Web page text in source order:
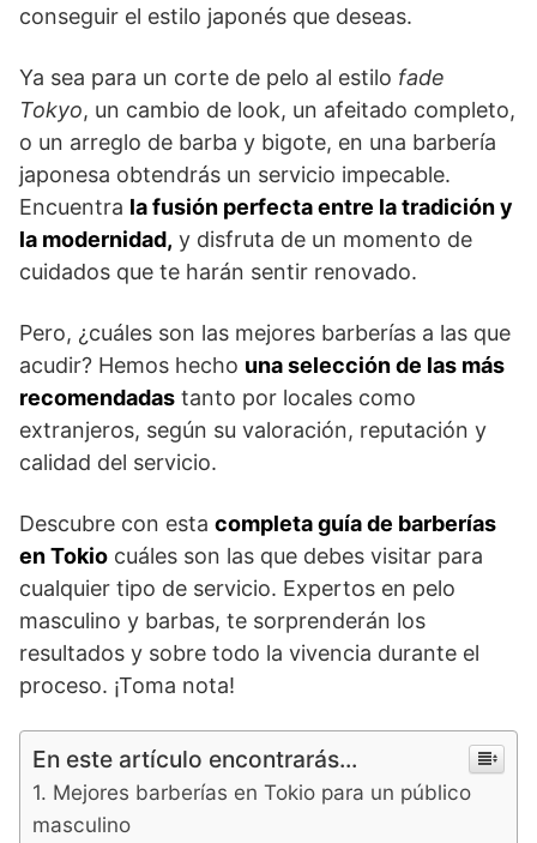
conseguir el estilo japonés que deseas.
Ya sea para un corte de pelo al estilo fade
Tokyo, un cambio de look, un afeitado completo,
o un arreglo de barba y bigote, en una barbería
japonesa obtendrás un servicio impecable.
Encuentra la fusión perfecta entre la tradición y
la modernidad, y disfruta de un momento de
cuidados que te harán sentir renovado.
Pero, ¿cuáles son las mejores barberías a las que
acudir? Hemos hecho una selección de las más
recomendadas tanto por locales como
extranjeros, según su valoración, reputación y
calidad del servicio.
Descubre con esta completa guía de barberías
en Tokio cuáles son las que debes visitar para
cualquier tipo de servicio. Expertos en pelo
masculino y barbas, te sorprenderán los
resultados y sobre todo la vivencia durante el
proceso. ¡Toma nota!
En este artículo encontrarás...
Mejores barberías en Tokio para un público
masculino